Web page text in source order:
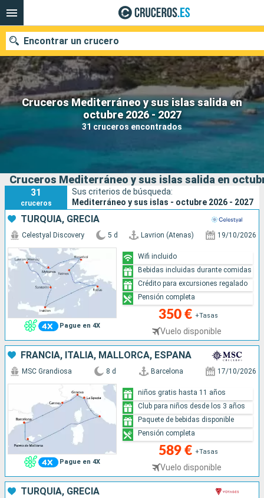
Cruceros Mediterráneo y sus islas salida en
octubre 2026 - 2027
31 cruceros encontrados
Encontrar un crucero
Nuestros destinos
Fecha de salida
Compañías
Buscar
Cruceros Mediterráneo y sus islas salida en
31
cruceros
Sus criterios de búsqueda:
Mediterráneo y sus islas - octubre 2026 - 2027
TURQUÍA, GRECIA
Pague en 4X
Celestyal Discovery 5 d Lavrion (Atenas) 19/10/2026
350 € +Tasas
Vuelo disponible
Wifi incluido
Bebidas incluidas durante comidas
Crédito para excursiones regalado
Pensión completa
FRANCIA, ITALIA, MALLORCA, ESPAÑA
Pague en 4X
MSC Grandiosa 8 d Barcelona 17/10/2026
589 € +Tasas
Vuelo disponible
niños gratis hasta 11 años
Club para niños desde los 3 años
Paquete de bebidas disponible
Pensión completa
TURQUÍA, GRECIA